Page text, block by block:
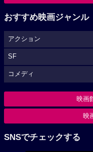
おすすめ映画ジャンル
アクション
SF
コメディ
映画
映
SNSでチェックする